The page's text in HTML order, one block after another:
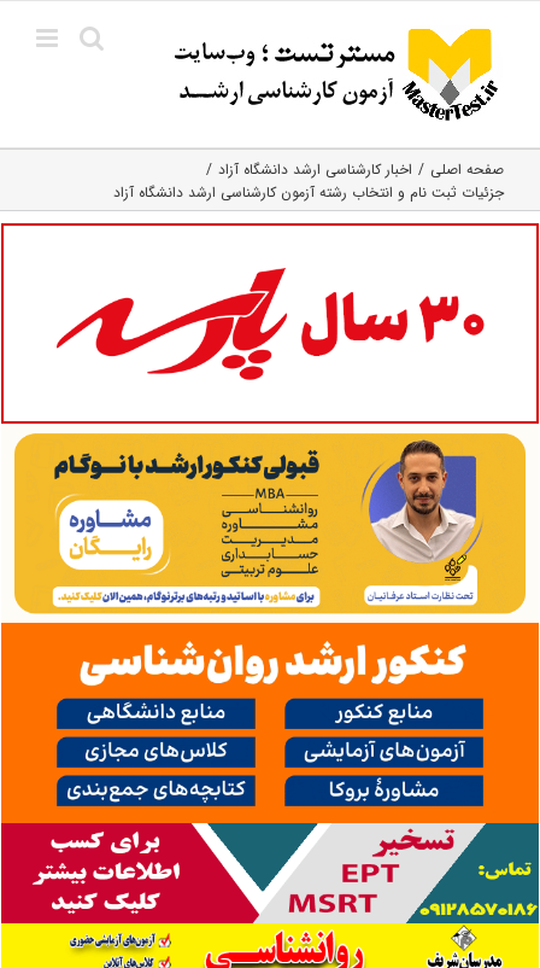
content
صفحه اصلی
اخبار کارشناسی ارشد دانشگاه آزاد
جزئیات ثبت نام و انتخاب رشته آزمون کارشناسی ارشد دانشگاه آزاد